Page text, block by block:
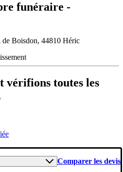
funéraire -
Boisdon, 44810 Héric
vérifions toutes les
Comparer les devis